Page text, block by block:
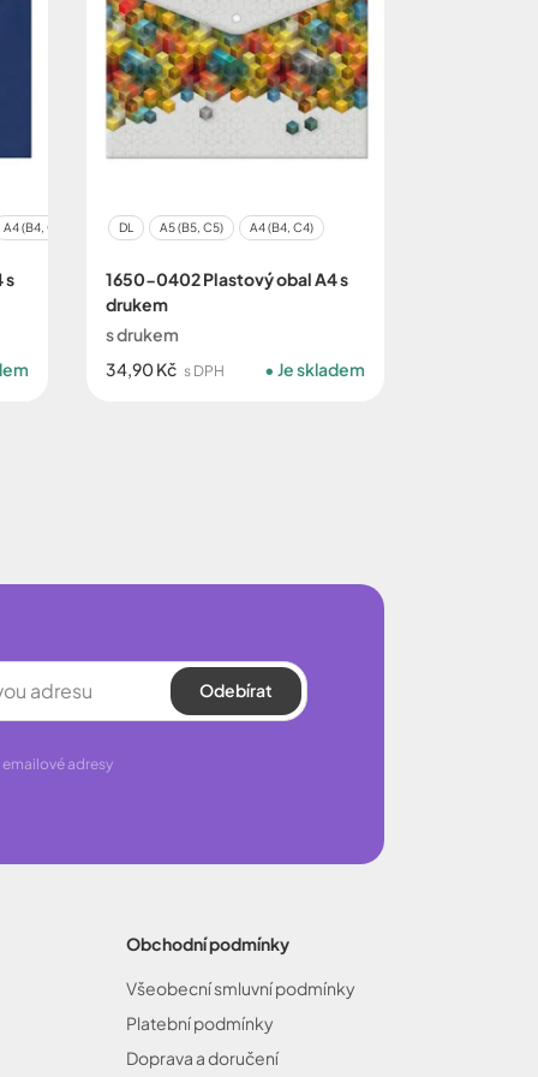
A4 (B4, C4)
s
DL A5 (B5, C5) A4 (B4, C4)
1650-0402 Plastový obal A4 s
drukem
s drukem
34,90 Kč s DPH Je skladem
Odebírat
adresy
Obchodní podmínky
Všeobecní smluvní podmínky
Platební podmínky
Doprava a doručení